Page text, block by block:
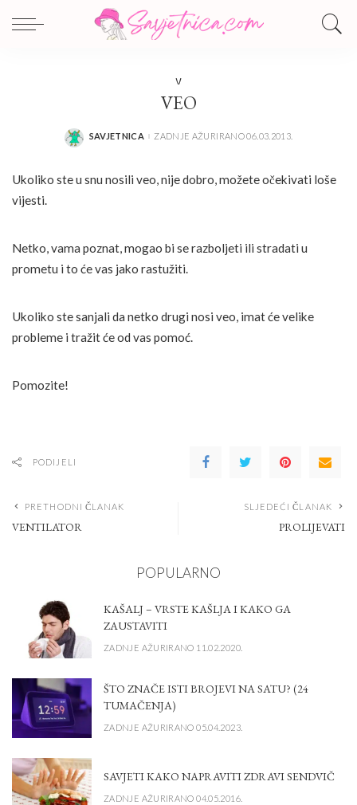
V
VEO
POSTED
SAVJETNICA ZADNJE AŽURIRANO 06.03.2013.
Ukoliko ste u snu nosili veo, nije dobro, možete očekivati loše
vijesti.
Netko, vama poznat, mogao bi se razboljeti ili stradati u
prometu i to će vas jako rastužiti.
Ukoliko ste sanjali da netko drugi nosi veo, imat će velike
probleme i tražit će od vas pomoć.
Pomozite!
PODIJELI
PRETHODNI ČLANAK
VENTILATOR
SLJEDEĆI ČLANAK
PROLIJEVATI
POPULARNO
KAŠALJ – VRSTE KAŠLJA I KAKO GA
ZAUSTAVITI
ZADNJE AŽURIRANO 11.02.2020.
ŠTO ZNAČE ISTI BROJEVI NA SATU? (24
TUMAČENJA)
ZADNJE AŽURIRANO 05.04.2023.
SAVJETI KAKO NAPRAVITI ZDRAVI SENDVIČ
ZADNJE AŽURIRANO 04.05.2016.